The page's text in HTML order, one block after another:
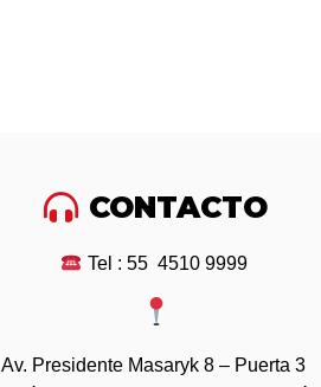
CONTACTO
Tel : 55 4510 9999
Av. Presidente Masaryk 8 – Puerta 3